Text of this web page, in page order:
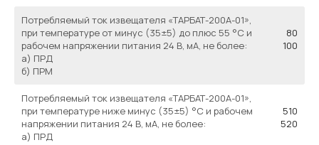
Потребляемый ток извещателя «ТАРБАТ-200А-01»,
при температуре от минус (35±5) до плюс 55 °С и
рабочем напряжении питания 24 В, мА, не более:
а) ПРД
б) ПРМ
80
100
Потребляемый ток извещателя «ТАРБАТ-200А-01»,
при температуре ниже минус (35±5) °С и рабочем
напряжении питания 24 В, мА, не более:
а) ПРД
510
520